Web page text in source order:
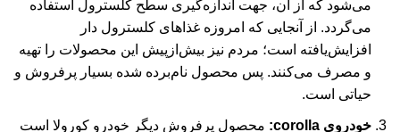
می‌شود که از آن، جهت اندازه‌گیری سطح کلسترول استفاده
می‌گردد. از آنجایی که امروزه غذاهای کلسترول دار
افزایش‌یافته است؛ مردم نیز بیش‌ازپیش این محصولات را تهیه
و مصرف می‌کنند. پس محصول نام‌برده شده بسیار پرفروش و
حیاتی است.
خودروی corolla:
محصول پرفروش دیگر خودرو کورولا است